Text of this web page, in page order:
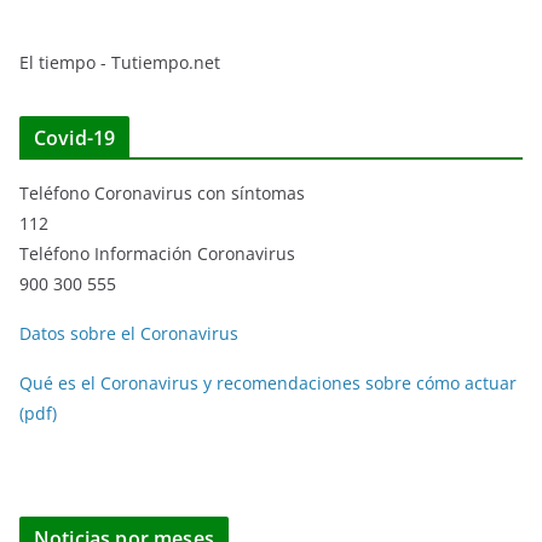
El tiempo - Tutiempo.net
Covid-19
Teléfono Coronavirus con síntomas
112
Teléfono Información Coronavirus
900 300 555
Datos sobre el Coronavirus
Qué es el Coronavirus y recomendaciones sobre cómo actuar
(pdf)